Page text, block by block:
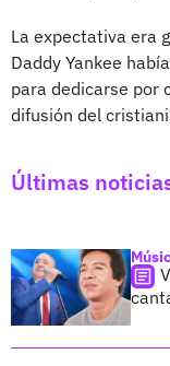
La expectativa era
Daddy Yankee
para dedicarse por
difusión del
Últimas